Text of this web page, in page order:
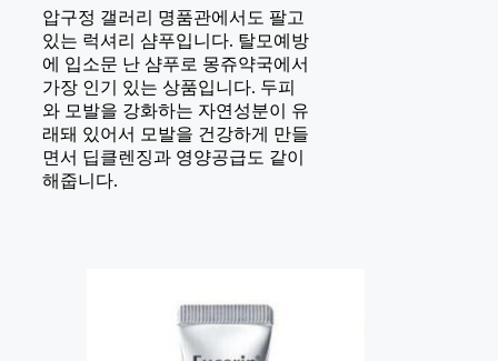
압구정 갤러리 명품관에서도 팔고
있는 럭셔리 샴푸입니다. 탈모예방
에 입소문 난 샴푸로 몽쥬약국에서
가장 인기 있는 상품입니다. 두피
와 모발을 강화하는 자연성분이 유
래돼 있어서 모발을 건강하게 만들
면서 딥클렌징과 영양공급도 같이
해줍니다.